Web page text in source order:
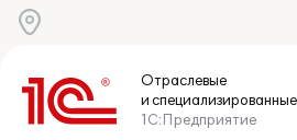
Отраслевые
и специализированные
1С:Предприятие